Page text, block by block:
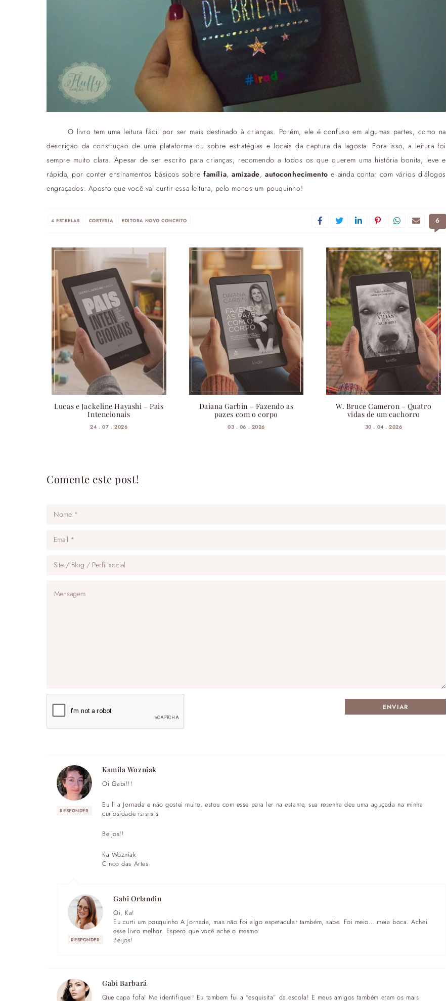
O livro tem uma leitura fácil por ser mais destinado à crianças. Porém, ele é confuso em algumas partes, como na
descrição da construção de uma plataforma ou sobre estratégias e locais da captura da lagosta. Fora isso, a leitura foi
sempre muito clara. Apesar de ser escrito para crianças, recomendo a todos os que querem uma história bonita, leve e
rápida, por conter ensinamentos básicos sobrefamília,amizade,autoconhecimento e ainda contar com vários diálogos
engraçados. Aposto que você vai curtir essa leitura, pelo menos um pouquinho!
4 ESTRELAS CORTESIA EDITORA NOVO CONCEITO 6
Lucas e Jackeline Hayashi – Pais
Intencionais
24 . 07 . 2026
Daiana Garbin – Fazendo as
pazes com o corpo
03 . 06 . 2026
W. Bruce Cameron – Quatro
vidas de um cachorro
30 . 04 . 2026
Comente este post!
RESPONDER
Kamila Wozniak
Oi Gabi!!!
Eu li a Jornada e não gostei muito, estou com esse para ler na estante, sua resenha deu uma aguçada na minha
curiosidade rsrsrsrs
Beijos!!
Ka Wozniak
Cinco das Artes
RESPONDER
Gabi Orlandin
Oi, Ka!
Eu curti um pouquinho A Jornada, mas não foi algo espetacular também, sabe. Foi meio… meia boca. Achei
esse livro melhor. Espero que você ache o mesmo.
Beijos!
Gabi Barbará
Que capa fofa! Me identifiquei! Eu tambem fui a “esquisita” da escola! E meus amigos também eram os mais